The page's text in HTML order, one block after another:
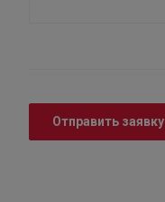
Отправить заявку